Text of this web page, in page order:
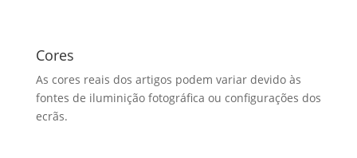
Cores
As cores reais dos artigos podem variar devido às
fontes de iluminição fotográfica ou configurações dos
ecrãs.